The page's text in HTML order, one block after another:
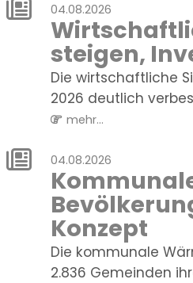
04.08.2026
steigen,
Die wirtschaftliche
2026 deutlich
mehr...
04.08.2026
Konzept
Die kommunale
2.836 Gemeinden